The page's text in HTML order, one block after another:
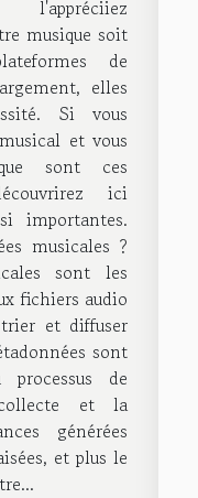
l'appréciiez
musique soit
de
elles
Si vous
et vous
sont ces
ici
importantes.
musicales ?
sont les
fichiers audio
et diffuser
sont
de
et la
générées
et plus le